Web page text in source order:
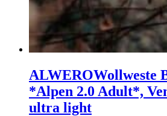
ALWEROWollweste
*Alpen 2.0 Adult*,
ultra light